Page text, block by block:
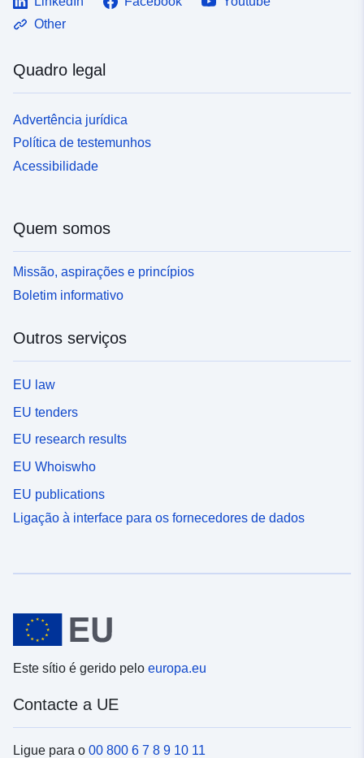
Other
Quadro legal
Advertência jurídica
Política de testemunhos
Acessibilidade
Quem somos
Missão, aspirações e princípios
Boletim informativo
Outros serviços
EU law
EU tenders
EU research results
EU Whoiswho
EU publications
Ligação à interface para os fornecedores de dados
Este sítio é gerido pelo europa.eu
Contacte a UE
Ligue para o 00 800 6 7 8 9 10 11